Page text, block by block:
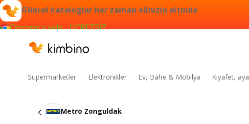
Güncel kataloglar her zaman elinizin altında
Chrome'a ekle - ÜCRETSİZ
Süpermarketler Elektronikler Ev, Bahe & Mobilya Kıyafet,
Metro Zonguldak